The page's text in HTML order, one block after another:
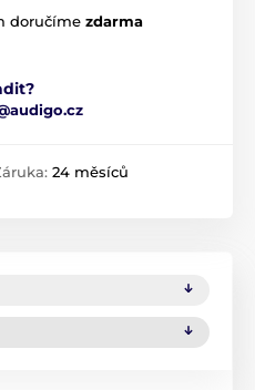
doručíme zdarma
24 měsíců